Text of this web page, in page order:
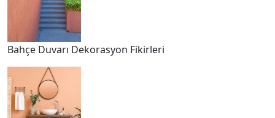
Bahçe Duvarı Dekorasyon Fikirleri